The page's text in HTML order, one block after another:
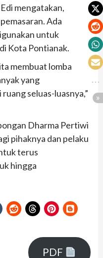
mengatakan,
Ada
untuk
Kota Pontianak.
membuat lomba
yang
seluas-luasnya,”
Dharma Pertiwi
pihaknya dan pelaku
terus
hingga
PDF